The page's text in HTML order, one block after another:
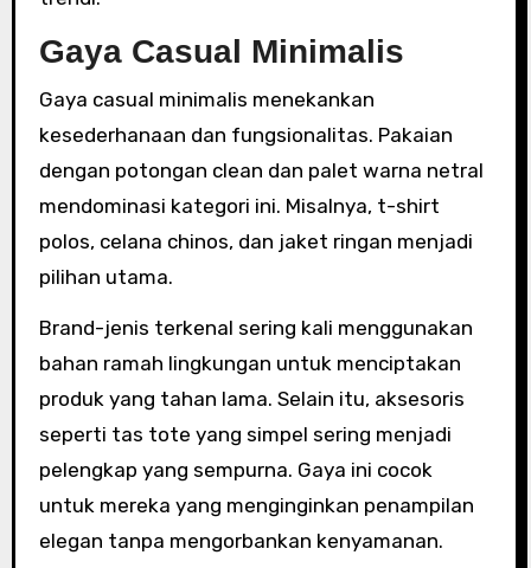
Gaya Casual Minimalis
Gaya casual minimalis menekankan
kesederhanaan dan fungsionalitas. Pakaian
dengan potongan clean dan palet warna netral
mendominasi kategori ini. Misalnya, t-shirt
polos, celana chinos, dan jaket ringan menjadi
pilihan utama.
Brand-jenis terkenal sering kali menggunakan
bahan ramah lingkungan untuk menciptakan
produk yang tahan lama. Selain itu, aksesoris
seperti tas tote yang simpel sering menjadi
pelengkap yang sempurna. Gaya ini cocok
untuk mereka yang menginginkan penampilan
elegan tanpa mengorbankan kenyamanan.